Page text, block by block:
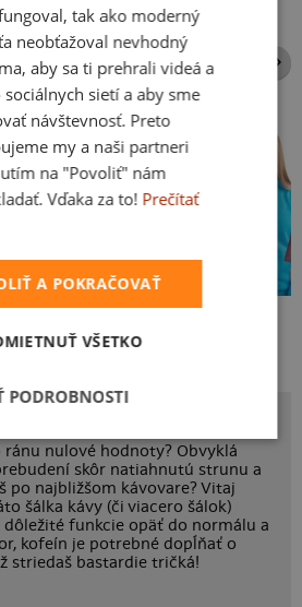
POTLAČE
ránu nulové hodnoty? Obvyklá
skôr natiahnutú strunu a
po najbližšom kávovare? Vitaj
šálka kávy (či viacero šálok)
funkcie opäť do normálu a
kofeín je potrebné dopĺňať o
striedaš bastardie tričká!
tak ako moderný
neobťažoval nevhodný
aby sa ti prehrali videá a
sietí a aby sme
návštevnosť. Preto
my a naši partneri
na "Povoliť" nám
Vďaka za to! Prečítať
A POKRAČOVAŤ
VŠETKO
PODROBNOSTI